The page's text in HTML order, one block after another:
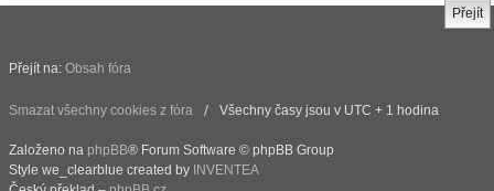
Přejít na: Obsah fóra
Smazat všechny cookies z fóra Všechny časy jsou v UTC + 1 hodina
Založeno na phpBB® Forum Software © phpBB Group
Style we_clearblue created by INVENTEA